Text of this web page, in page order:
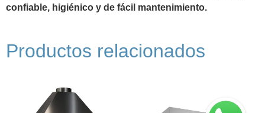
confiable, higiénico y de fácil mantenimiento.
Productos relacionados